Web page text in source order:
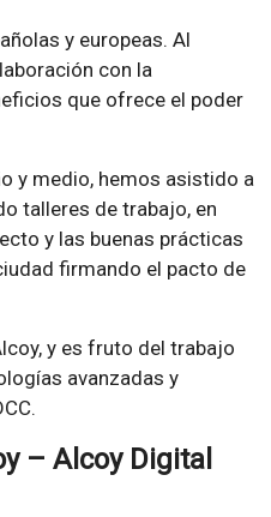
y europeas. Al
con la
que ofrece el poder
y medio, hemos asistido a
talleres de trabajo, en
y las buenas prácticas
firmando el pacto de
y es fruto del trabajo
avanzadas y
– Alcoy Digital